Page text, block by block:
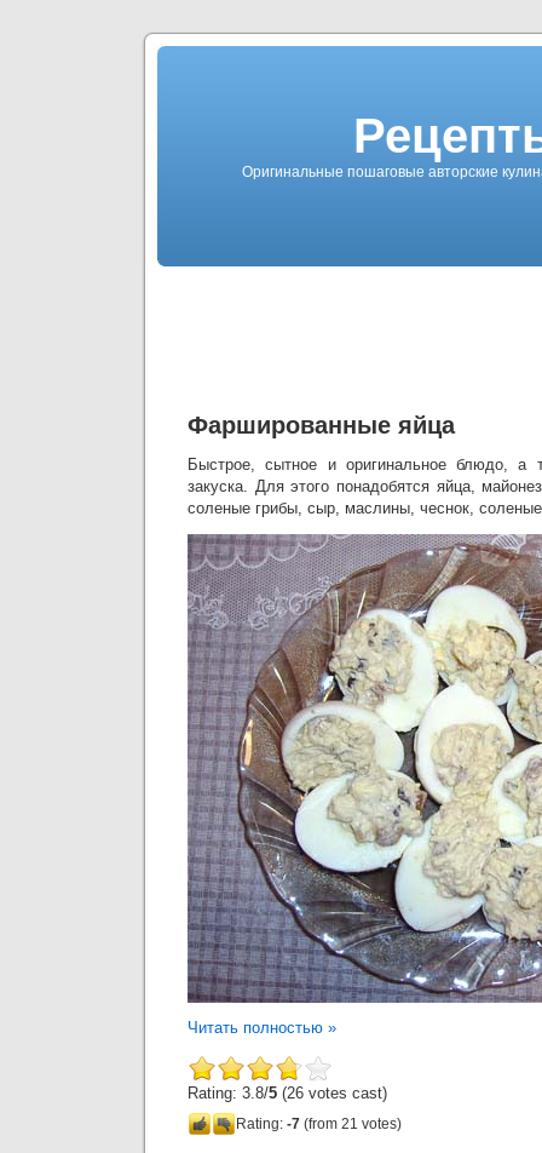
Оригинальные пошаговые авторские
Фаршированные яйца
Быстрое, сытное и оригинальное блюдо, а
закуска. Для этого понадобятся яйца,
соленые грибы, сыр, маслины, чеснок,
Читать полностью »
Rating: 3.8/5 (26 votes cast)
Rating: -7 (from 21 votes)